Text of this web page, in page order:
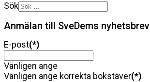
Sök
Anmälan till SveDems nyhetsbrev
E-post(*)
Vänligen ange
Vänligen ange korrekta bokstäver(*)